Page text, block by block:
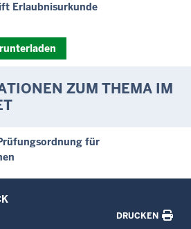
Erlaubnisurkunde
ZUM THEMA IM
für
DRUCKEN